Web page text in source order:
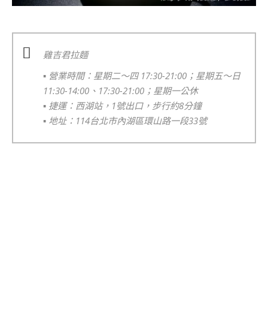
雞吉君拉麵
▪️ 營業時間：星期二～四 17:30-21:00；星期五～日
11:30-14:00、17:30-21:00；星期一公休
▪️ 捷運：西湖站，1號出口，步行約8分鐘
▪️ 地址：114台北市內湖區環山路一段33號